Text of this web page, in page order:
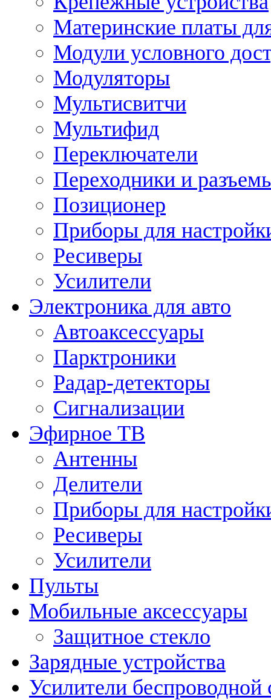
Материнские платы
Модули условного
Модуляторы
Мультисвитчи
Мультифид
Переключатели
Переходники и
Позиционер
Приборы для
Ресиверы
Усилители
Электроника для авто
Автоаксессуары
Парктроники
Радар-детекторы
Сигнализации
Эфирное ТВ
Антенны
Делители
Приборы для
Ресиверы
Усилители
Пульты
Мобильные аксессуары
Защитное стекло
Зарядные устройства
Усилители беспроводной